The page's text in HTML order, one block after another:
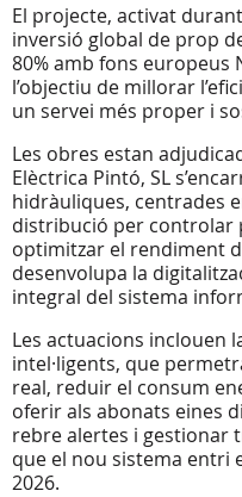
El projecte, activat
inversió global de prop
80% amb fons europeus
l’objectiu de millorar
un servei més proper i
Les obres estan
Elèctrica Pintó, SL
hidràuliques, centrades
distribució per controlar
optimitzar el rendiment
desenvolupa la
integral del sistema
Les actuacions inclouen
intel·ligents, que
real, reduir el consum
oferir als abonats eines
rebre alertes i gestionar
que el nou sistema entri
2026.